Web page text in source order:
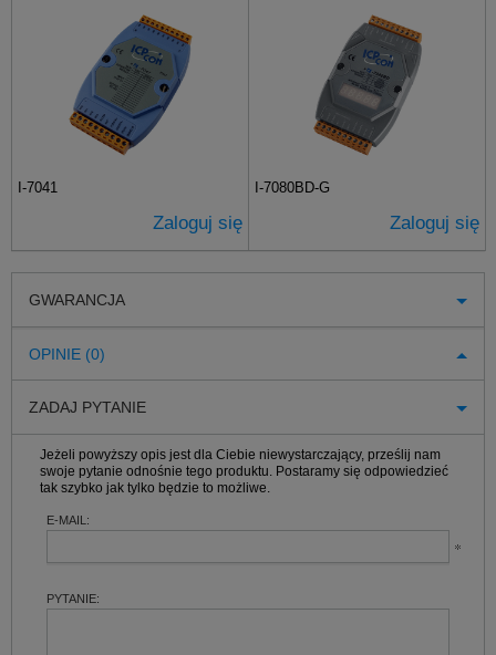
I-7041
Zaloguj się
I-7080BD-G
Zaloguj się
GWARANCJA
OPINIE (0)
ZADAJ PYTANIE
Jeżeli powyższy opis jest dla Ciebie niewystarczający, prześlij nam
swoje pytanie odnośnie tego produktu. Postaramy się odpowiedzieć
tak szybko jak tylko będzie to możliwe.
E-MAIL:
PYTANIE: